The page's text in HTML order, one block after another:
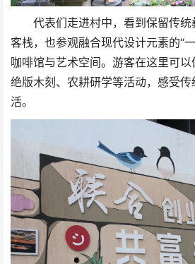
代表们走进村中，看到保留传
客栈，也参观融合现代设计元素的“
咖啡馆与艺术空间。游客在这里可以
绝版木刻、农耕研学等活动，感受
活。